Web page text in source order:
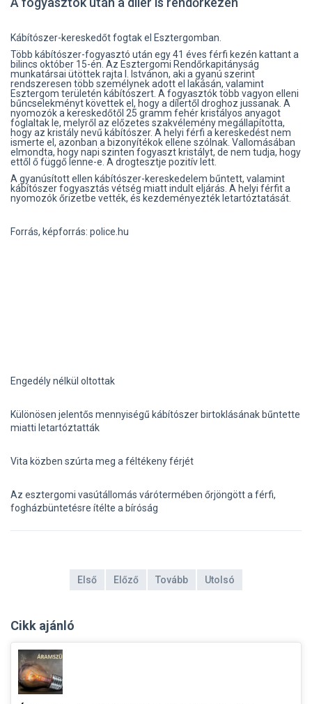
Kábítószer-kereskedőt fogtak el Esztergomban.
Több kábítószer-fogyasztó után egy 41 éves férfi kezén kattant a
bilincs október 15-én. Az Esztergomi Rendőrkapitányság
munkatársai ütöttek rajta I. Istvánon, aki a gyanú szerint
rendszeresen több személynek adott el lakásán, valamint
Esztergom területén kábítószert. A fogyasztók több vagyon elleni
bűncselekményt követtek el, hogy a dílertől droghoz jussanak. A
nyomozók a kereskedőtől 25 gramm fehér kristályos anyagot
foglaltak le, melyről az előzetes szakvélemény megállapította,
hogy az kristály nevű kábítószer. A helyi férfi a kereskedést nem
ismerte el, azonban a bizonyítékok ellene szólnak. Vallomásában
elmondta, hogy napi szinten fogyaszt kristályt, de nem tudja, hogy
ettől ő függő lenne-e. A drogtesztje pozitív lett.
A gyanúsított ellen kábítószer-kereskedelem bűntett, valamint
kábítószer fogyasztás vétség miatt indult eljárás. A helyi férfit a
nyomozók őrizetbe vették, és kezdeményezték letartóztatását.
Forrás, képforrás: police.hu
Engedély nélkül oltottak
Különösen jelentős mennyiségű kábítószer birtoklásának bűntette
miatti letartóztatták
Vita közben szúrta meg a féltékeny férjét
Az esztergomi vasútállomás várótermében őrjöngött a férfi,
fogházbüntetésre ítélte a bíróság
Első Előző Tovább Utolsó
Cikk ajánló